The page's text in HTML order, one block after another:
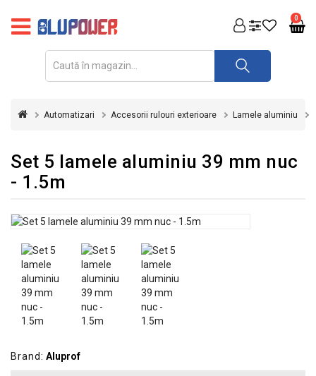
0
FOTOVOLTAICE
REDRESOARE
INVERTOARE
&
TENSIUNE
CASA
GRADINA
SI
Automatizari Accesorii rulouri exterioare Lamele aluminiu
Set 5 lamele aluminiu 39 mm nuc
- 1.5m
Brand: Aluprof